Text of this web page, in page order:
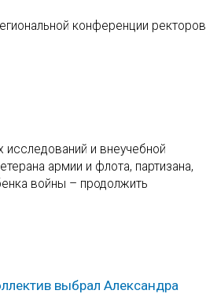
конференции ректоров
исследований и внеучебной
армии и флота, партизана,
войны – продолжить
выбрал Александра